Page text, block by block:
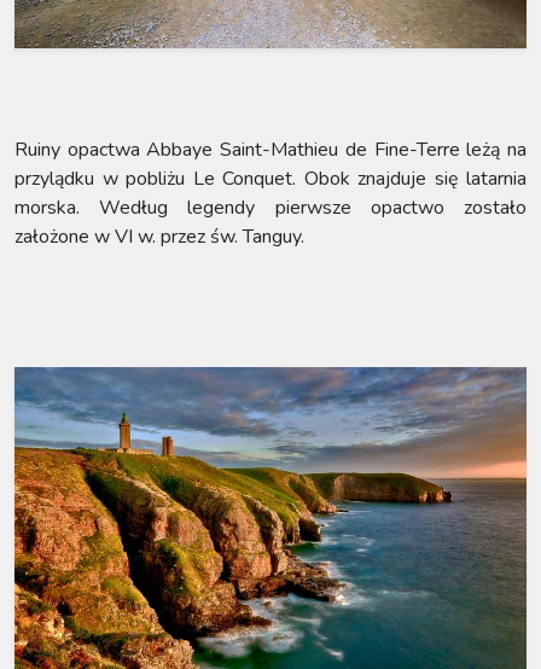
Ruiny opactwa Abbaye Saint-Mathieu de Fine-Terre leżą na
przylądku w pobliżu Le Conquet. Obok znajduje się latarnia
morska. Według legendy pierwsze opactwo zostało
założone w VI w. przez św. Tanguy.